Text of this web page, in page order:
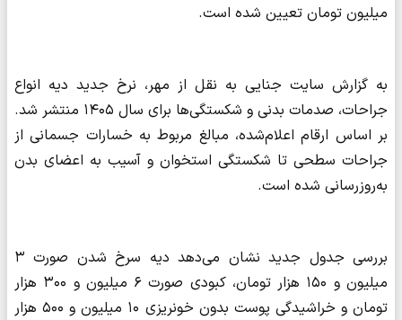
میلیون تومان تعیین شده است.
به گزارش سایت جنایی به نقل از مهر، نرخ جدید دیه انواع
جراحات، صدمات بدنی و شکستگی‌ها برای سال ۱۴۰۵ منتشر شد.
بر اساس ارقام اعلام‌شده، مبالغ مربوط به خسارات جسمانی از
جراحات سطحی تا شکستگی استخوان و آسیب به اعضای بدن
به‌روزرسانی شده است.
بررسی جدول جدید نشان می‌دهد دیه سرخ شدن صورت ۳
میلیون و ۱۵۰ هزار تومان، کبودی صورت ۶ میلیون و ۳۰۰ هزار
تومان و خراشیدگی پوست بدون خونریزی ۱۰ میلیون و ۵۰۰ هزار